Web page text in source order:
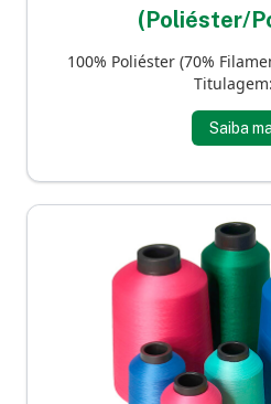
(Poliéster/
100% Poliéster (70%
Saiba